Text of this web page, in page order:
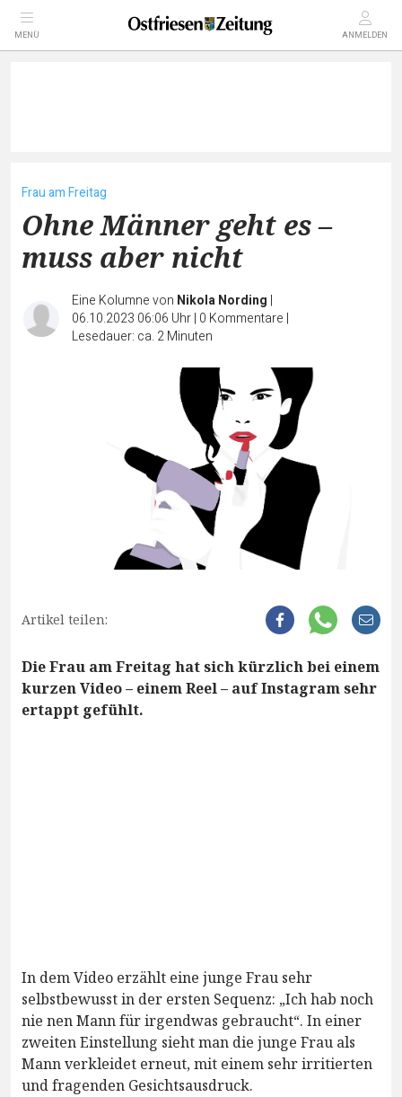
MENÜ ANMELDEN
Frau am Freitag
Ohne Männer geht es –
muss aber nicht
Eine Kolumne von Nikola Nording |
06.10.2023 06:06 Uhr| 0 Kommentare |
Lesedauer: ca. 2 Minuten
Artikel teilen:
Die Frau am Freitag hat sich kürzlich bei einem
kurzen Video – einem Reel – auf Instagram sehr
ertappt gefühlt.
In dem Video erzählt eine junge Frau sehr
selbstbewusst in der ersten Sequenz: „Ich hab noch
nie nen Mann für irgendwas gebraucht“. In einer
zweiten Einstellung sieht man die junge Frau als
Mann verkleidet erneut, mit einem sehr irritierten
und fragenden Gesichtsausdruck.